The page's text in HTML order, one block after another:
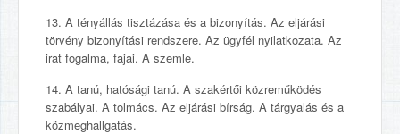
13. A tényállás tisztázása és a bizonyítás. Az eljárási
törvény bizonyítási rendszere. Az ügyfél nyilatkozata. Az
irat fogalma, fajai. A szemle.
14. A tanú, hatósági tanú. A szakértői közreműködés
szabályai. A tolmács. Az eljárási bírság. A tárgyalás és a
közmeghallgatás.